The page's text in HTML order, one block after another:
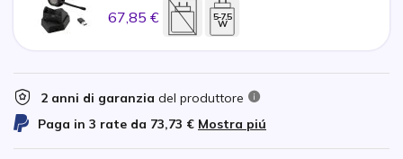
67,85 € 5-7.5
W
2 anni di garanzia del produttore
Paga in 3 rate da 73,73 € Mostra piú